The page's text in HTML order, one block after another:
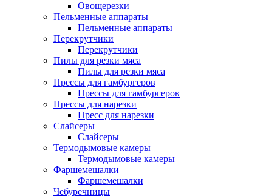
Овощерезки
Пельменные аппараты
Пельменные аппараты
Перекрутчики
Перекрутчики
Пилы для резки мяса
Пилы для резки мяса
Прессы для гамбургеров
Прессы для гамбургеров
Прессы для нарезки
Пресс для нарезки
Слайсеры
Слайсеры
Термодымовые камеры
Термодымовые камеры
Фаршемешалки
Фаршемешалки
Чебуречницы